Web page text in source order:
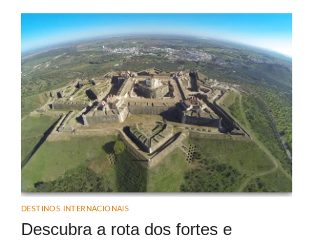
DESTINOS INTERNACIONAIS
Descubra a rota dos fortes e